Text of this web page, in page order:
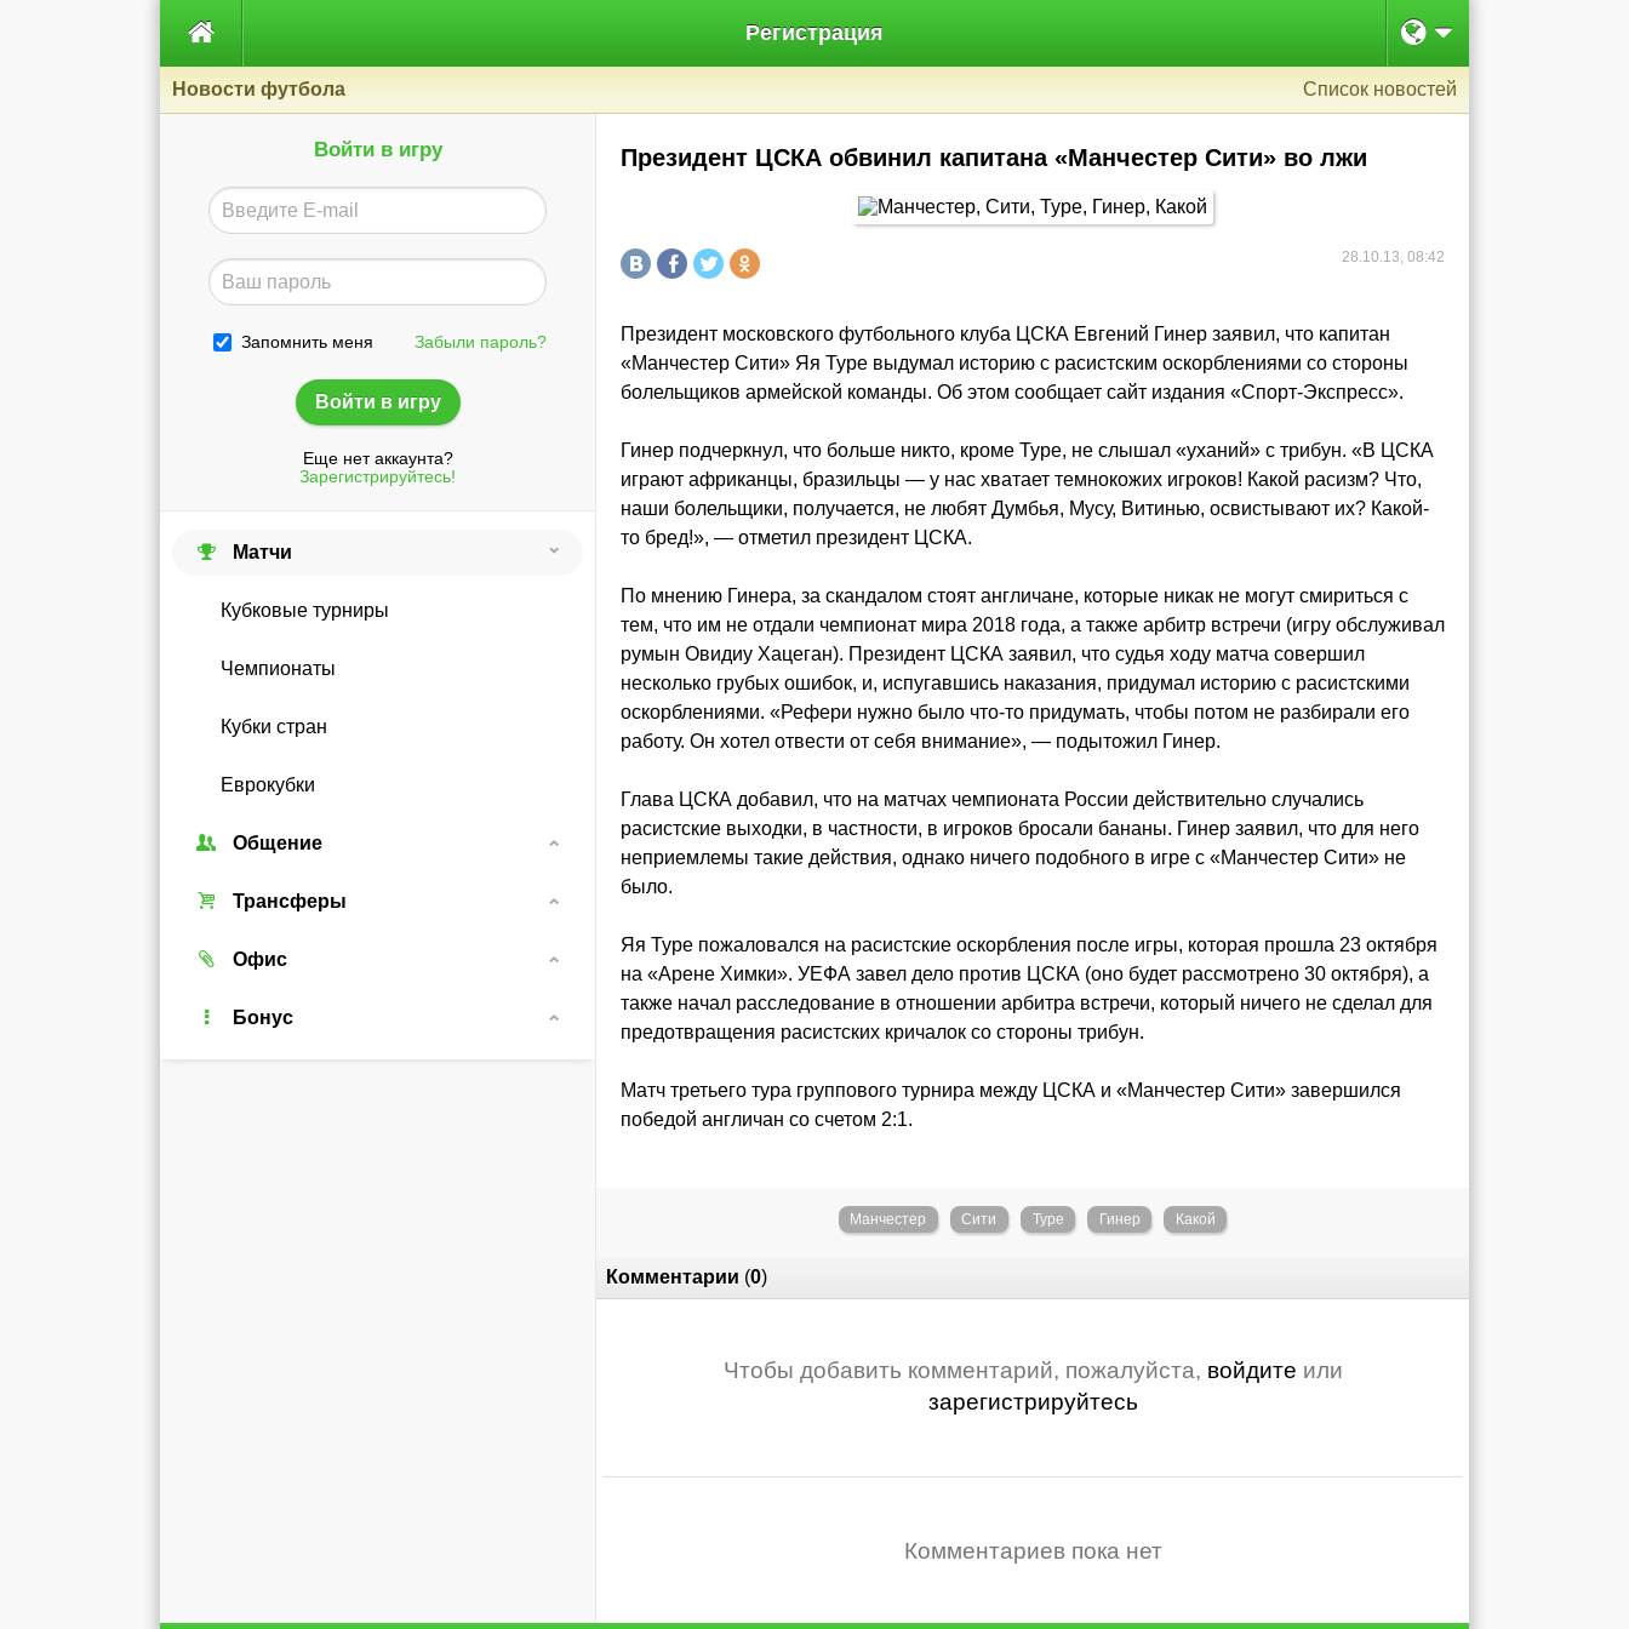
 Регистрация
Новости футбола Список новостей
Войти в игру
Запомнить меня Забыли пароль?
Еще нет аккаунта?
Зарегистрируйтесь!
Матчи
Кубковые турниры
Чемпионаты
Кубки стран
Еврокубки
Общение
Союзы
Форум
Чат
Трансферы
Трансферный рынок
Реальные игроки
Офис
Легенды
Бонус
Президент ЦСКА обвинил капитана «Манчестер Сити» во лжи
28.10.13, 08:42
Президент московского футбольного клуба ЦСКА Евгений Гинер заявил, что капитан
«Манчестер Сити» Яя Туре выдумал историю с расистским оскорблениями со стороны
болельщиков армейской команды. Об этом сообщает сайт издания «Спорт-Экспресс».
Гинер подчеркнул, что больше никто, кроме Туре, не слышал «уханий» с трибун. «В ЦСКА
играют африканцы, бразильцы — у нас хватает темнокожих игроков! Какой расизм? Что,
наши болельщики, получается, не любят Думбья, Мусу, Витинью, освистывают их? Какой-
то бред!», — отметил президент ЦСКА.
По мнению Гинера, за скандалом стоят англичане, которые никак не могут смириться с
тем, что им не отдали чемпионат мира 2018 года, а также арбитр встречи (игру обслуживал
румын Овидиу Хацеган). Президент ЦСКА заявил, что судья ходу матча совершил
несколько грубых ошибок, и, испугавшись наказания, придумал историю с расистскими
оскорблениями. «Рефери нужно было что-то придумать, чтобы потом не разбирали его
работу. Он хотел отвести от себя внимание», — подытожил Гинер.
Глава ЦСКА добавил, что на матчах чемпионата России действительно случались
расистские выходки, в частности, в игроков бросали бананы. Гинер заявил, что для него
неприемлемы такие действия, однако ничего подобного в игре с «Манчестер Сити» не
было.
Яя Туре пожаловался на расистские оскорбления после игры, которая прошла 23 октября
на «Арене Химки». УЕФА завел дело против ЦСКА (оно будет рассмотрено 30 октября), а
также начал расследование в отношении арбитра встречи, который ничего не сделал для
предотвращения расистских кричалок со стороны трибун.
Матч третьего тура группового турнира между ЦСКА и «Манчестер Сити» завершился
победой англичан со счетом 2:1.
Манчестер Сити Туре Гинер Какой
Комментарии (0)
Чтобы добавить комментарий, пожалуйста, войдите или
зарегистрируйтесь
Комментариев пока нет